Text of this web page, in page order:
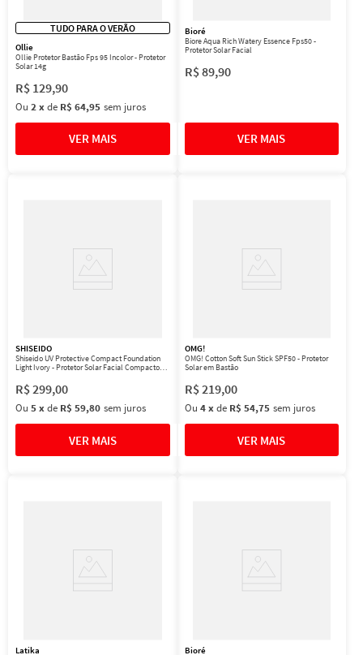
TUDO PARA O VERÃO
Ollie
Ollie Protetor Bastão Fps 95 Incolor - Protetor
Solar 14g
R$ 129,90
Ou 2xde R$ 64,95 sem juros
Bioré
Biore Aqua Rich Watery Essence Fps50 -
Protetor Solar Facial
R$89,90
SHISEIDO
Shiseido UV Protective Compact Foundation
Light Ivory - Protetor Solar Facial Compacto
R$299,00
Ou 5xde R$ 59,80 sem juros
OMG!
OMG! Cotton Soft Sun Stick SPF50 - Protetor
Solar em Bastão
R$219,00
Ou 4 xde R$ 54,75 sem juros
Latika Bioré